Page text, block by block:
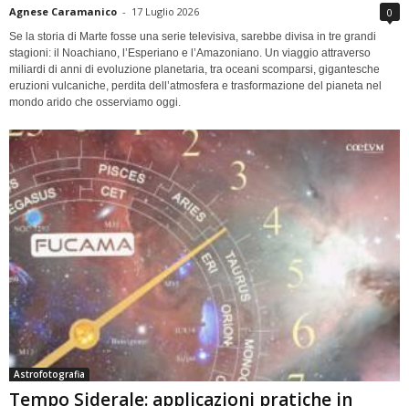
Agnese Caramanico - 17 Luglio 2026 0
Se la storia di Marte fosse una serie televisiva, sarebbe divisa in tre grandi
stagioni: il Noachiano, l’Esperiano e l’Amazoniano. Un viaggio attraverso
miliardi di anni di evoluzione planetaria, tra oceani scomparsi, gigantesche
eruzioni vulcaniche, perdita dell’atmosfera e trasformazione del pianeta nel
mondo arido che osserviamo oggi.
Astrofotografia
Tempo Siderale: applicazioni pratiche in